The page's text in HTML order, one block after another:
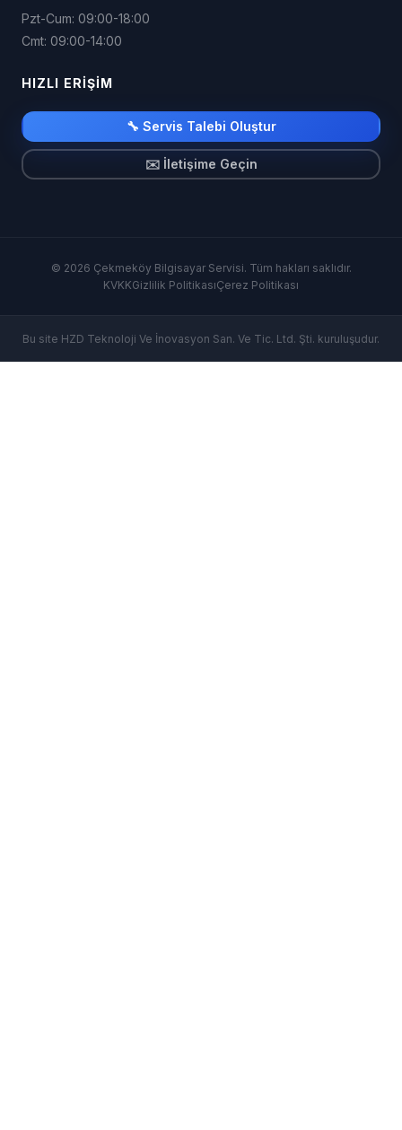
Pzt-Cum: 09:00-18:00
Cmt: 09:00-14:00
HIZLI ERIŞIM
🔧 Servis Talebi Oluştur
✉️ İletişime Geçin
© 2026 Çekmeköy Bilgisayar Servisi. Tüm hakları saklıdır.
KVKKGizlilik PolitikasıÇerez Politikası
Bu site HZD Teknoloji Ve İnovasyon San. Ve Tic. Ltd. Şti. kuruluşudur.